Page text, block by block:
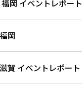
岡 イベントレポート
岡
賀 イベントレポート